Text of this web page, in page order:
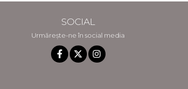
SOCIAL
Urmărește-ne în social media